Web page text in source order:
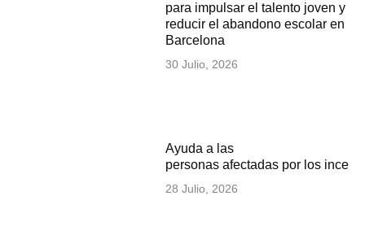
para impulsar el talento joven y
reducir el abandono escolar en
Barcelona
30 Julio, 2026
Ayuda a las
personas afectadas por los
28 Julio, 2026